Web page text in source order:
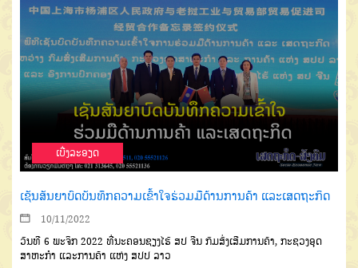
ເບີ່ງລະອຽດ
ເຊັນສັນຍາບົດບັນທຶກຄວາມເຂົ້າໃຈຮ່ວມມືດ້ານການຄ້າ ແລະເສດຖະກິດ
10/11/2022
ວັນທີ 6 ພະຈິກ 2022 ທີ່ນະຄອນຊຽງໄຮ້ ສປ ຈີນ ກົມສົ່ງເສີມການຄ້າ, ກະຊວງອຸດ
ສາຫະກໍາ ແລະການຄ້າ ແຫ່ງ ສປປ ລາວ